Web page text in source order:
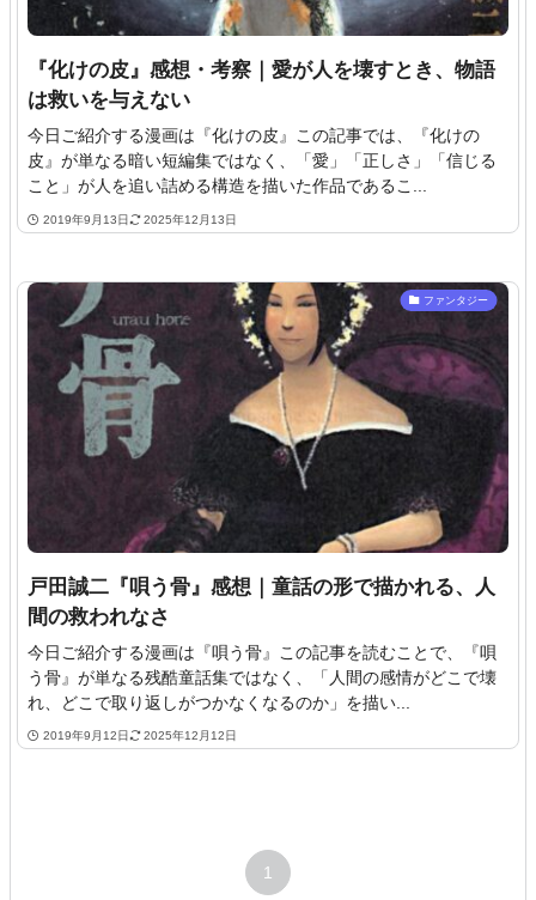
『化けの皮』感想・考察｜愛が人を壊すとき、物語
は救いを与えない
今日ご紹介する漫画は『化けの皮』この記事では、『化けの
皮』が単なる暗い短編集ではなく、「愛」「正しさ」「信じる
こと」が人を追い詰める構造を描いた作品であるこ...
2019年9月13日 2025年12月13日
ファンタジー
戸田誠二『唄う骨』感想｜童話の形で描かれる、人
間の救われなさ
今日ご紹介する漫画は『唄う骨』この記事を読むことで、『唄
う骨』が単なる残酷童話集ではなく、「人間の感情がどこで壊
れ、どこで取り返しがつかなくなるのか」を描い...
2019年9月12日 2025年12月12日
1